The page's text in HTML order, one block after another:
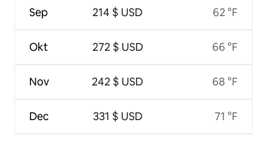
Sep
Okt
Nov
Dec
214 $ USD
272 $ USD
242 $ USD
331 $ USD
62 °F
66 °F
68 °F
71 °F